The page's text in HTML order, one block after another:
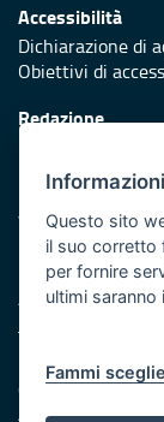
Accessibilità
Dichiarazione di
Obiettivi di
Redazione
Protezione civile
Vai al sito di
Iniziativa
Asse XI
Note legali
Cookie e privacy
Amministrazione
Questo sito
il suo corretto
per fornire
ultimi
Fammi